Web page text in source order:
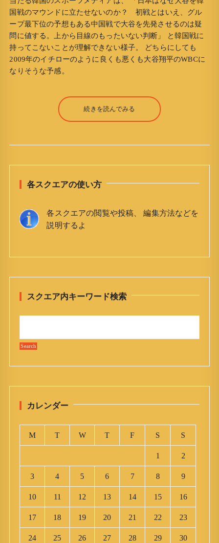
国戦のマウンドに立たせないのか？ 初戦とはいえ、グル
ープ最下位の予想もある中国戦で大谷を先発させるのは疑
問に値する。上から目線のもったいない判断」 と韓国戦に
持ってこないことが理解できない様子。 どちらにしても
2009年のイチローのように良くも悪くも大谷翔平のWBCに
なりそうな予感。
続きを読んでみる
各スクエアの使い方
各スクエアの閲覧や投稿、 編集方法などを
説明するよ
スクエア内キーワード検索
カレンダー
M T W T F S S
1 2
3 4 5 6 7 8 9
10 11 12 13 14 15 16
17 18 19 20 21 22 23
24 25 26 27 28 29 30